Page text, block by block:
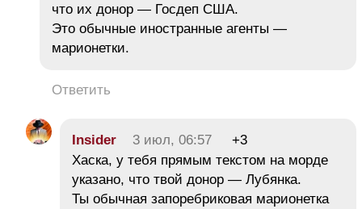
что их донор — Госдеп США.
Это обычные иностранные агенты —
марионетки.
Ответить
Insider 3 июл, 06:57
+3
Хаска, у тебя прямым текстом на морде
указано, что твой донор — Лубянка.
Ты обычная запоребриковая марионетка